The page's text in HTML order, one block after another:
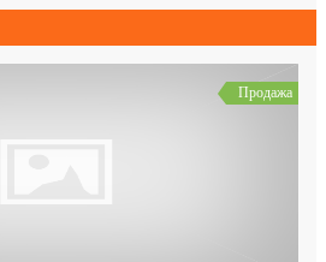
Продажа